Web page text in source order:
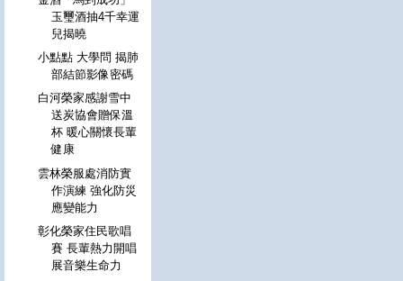
玉璽酒抽4千幸運
兒揭曉
小點點 大學問 揭肺
部結節影像密碼
白河榮家感謝雪中
送炭協會贈保溫
杯 暖心關懷長輩
健康
雲林榮服處消防實
作演練 強化防災
應變能力
彰化榮家住民歌唱
賽 長輩熱力開唱
展音樂生命力